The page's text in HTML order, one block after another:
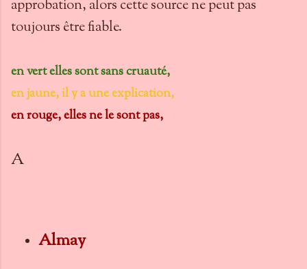
approbation, alors cette source ne peut pas
toujours être fiable.
en vert elles sont sans cruauté,
en jaune, il y a une explication,
en rouge, elles ne le sont pas,
A
Almay